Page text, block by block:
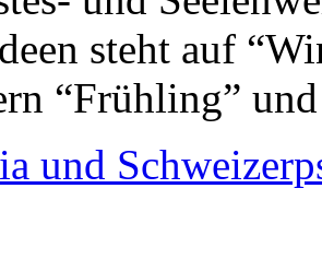
steht auf
“Frühling”
und